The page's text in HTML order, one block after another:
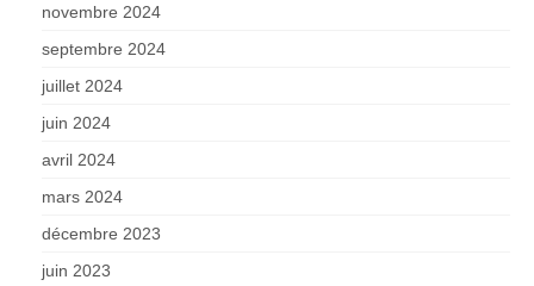
novembre 2024
septembre 2024
juillet 2024
juin 2024
avril 2024
mars 2024
décembre 2023
juin 2023